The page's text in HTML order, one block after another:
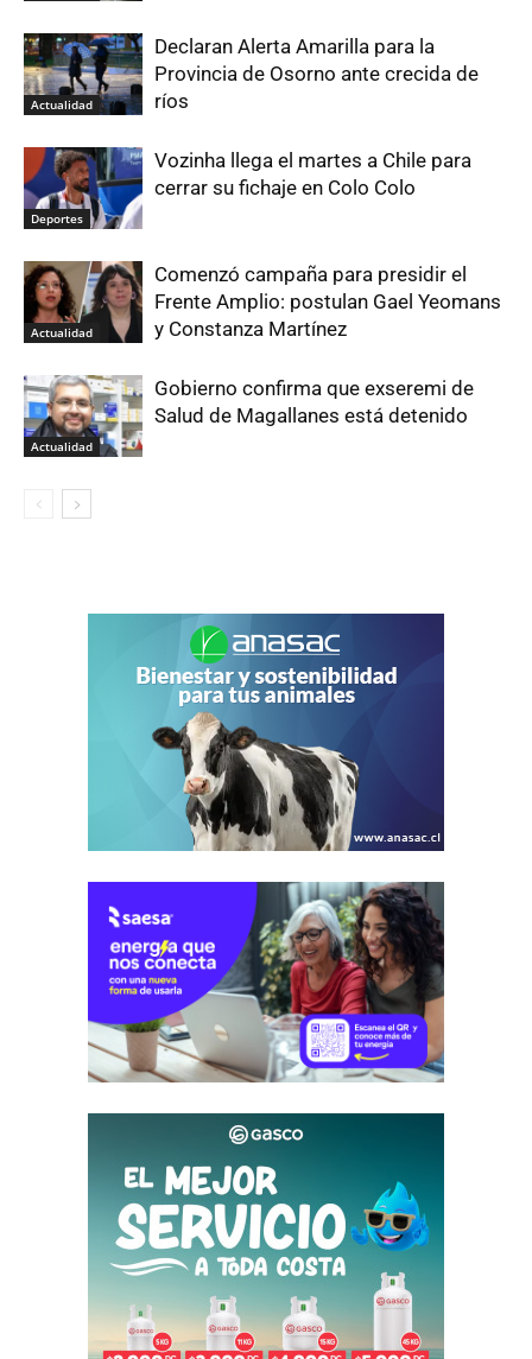
Actualidad
Declaran Alerta Amarilla para la
Provincia de Osorno ante crecida de
ríos
Deportes
Vozinha llega el martes a Chile para
cerrar su fichaje en Colo Colo
Actualidad
Comenzó campaña para presidir el
Frente Amplio: postulan Gael Yeomans
y Constanza Martínez
Actualidad
Gobierno confirma que exseremi de
Salud de Magallanes está detenido